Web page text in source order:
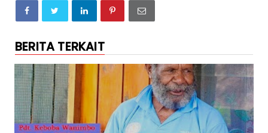
BERITA TERKAIT